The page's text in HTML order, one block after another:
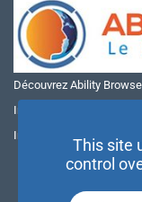
Découvrez Ability
Installer Ability Browser
Installer Ability Browser
This site
control